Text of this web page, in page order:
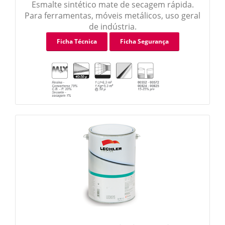
Endurecedores
Esmaltes 2K
Primários
Vernizes
Esmaltes
Esmaltes Hydro
Primários Effect
Vernizes
Esmalte sintético mate de secagem rápida.
Para ferramentas, móveis metálicos, uso geral
de indústria.
Ficha Técnica Ficha Segurança